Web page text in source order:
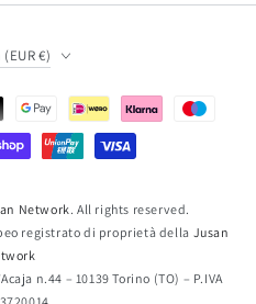
Network. All rights reserved.
registrato di proprietà della Jusan
n.44 – 10139 Torino (TO) – P.IVA
€)